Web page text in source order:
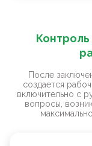
Контроль
После
создается
включительно с
вопросы,